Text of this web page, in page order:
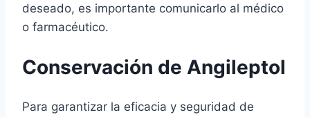
deseado, es importante comunicarlo al médico
o farmacéutico.
Conservación de Angileptol
Para garantizar la eficacia y seguridad de